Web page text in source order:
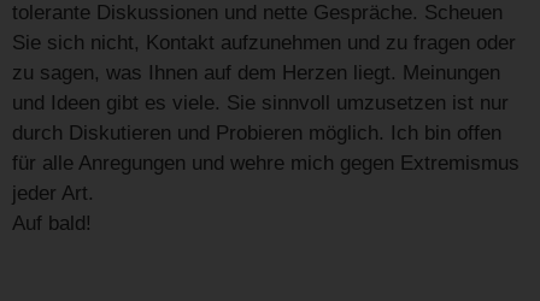
tolerante Diskussionen und nette Gespräche. Scheuen
Sie sich nicht, Kontakt aufzunehmen und zu fragen oder
zu sagen, was Ihnen auf dem Herzen liegt. Meinungen
und Ideen gibt es viele. Sie sinnvoll umzusetzen ist nur
durch Diskutieren und Probieren möglich. Ich bin offen
für alle Anregungen und wehre mich gegen Extremismus
jeder Art.
Auf bald!